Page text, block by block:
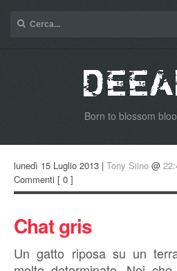
Born to blossom
lunedì 15 Luglio 2013 | Tony Siino @
Commenti [ 0 ]
Chat gris
Un gatto riposa su un